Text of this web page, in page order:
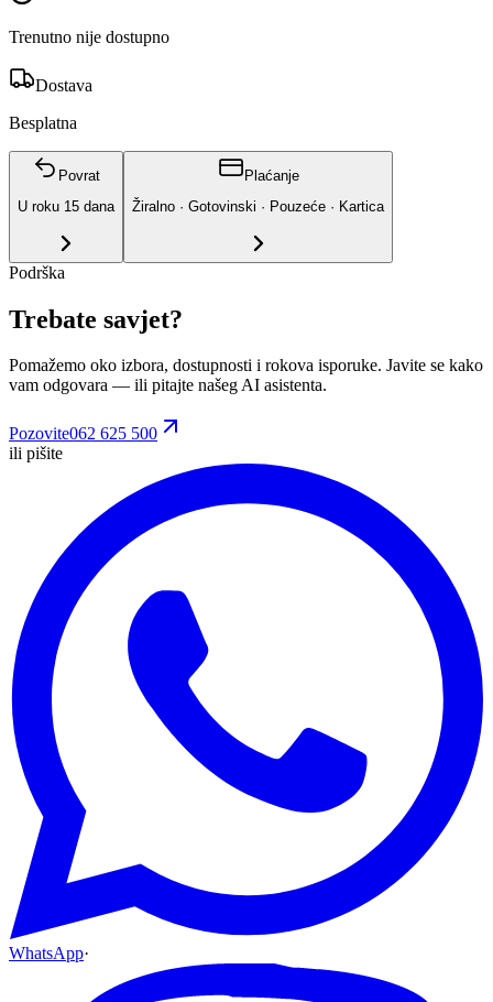
Trenutno nije dostupno
Dostava
Besplatna
Povrat
U roku 15 dana
Plaćanje
Žiralno · Gotovinski · Pouzeće · Kartica
Podrška
Trebate savjet?
Pomažemo oko izbora, dostupnosti i rokova isporuke. Javite se kako
vam odgovara — ili pitajte našeg AI asistenta.
Pozovite062 625 500
ili pišite
WhatsApp·